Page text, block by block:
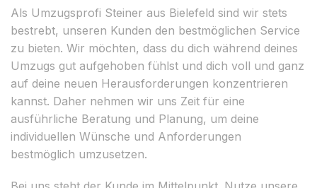
Als Umzugsprofi Steiner aus Bielefeld sind wir stets
bestrebt, unseren Kunden den bestmöglichen Service
zu bieten. Wir möchten, dass du dich während deines
Umzugs gut aufgehoben fühlst und dich voll und ganz
auf deine neuen Herausforderungen konzentrieren
kannst. Daher nehmen wir uns Zeit für eine
ausführliche Beratung und Planung, um deine
individuellen Wünsche und Anforderungen
bestmöglich umzusetzen.